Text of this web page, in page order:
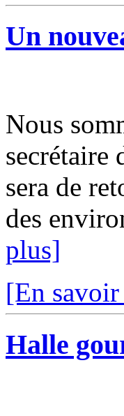
Un
Nous
secrétaire
sera de
des
plus]
[En
Halle